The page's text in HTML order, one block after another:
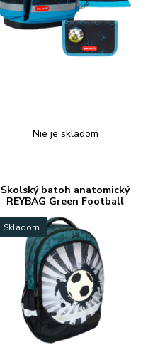
Nie je skladom
Školský batoh anatomický
REYBAG Green Football
Skladom